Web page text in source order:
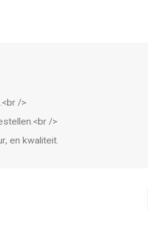
/>
/>
en kwaliteit.